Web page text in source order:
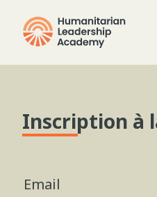
Inscription à
Email